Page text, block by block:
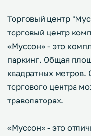
Торговый центр
торговый центр
«Муссон» - это
паркинг. Общая
квадратных метров.
торгового центра
траволаторах.
«Муссон» - это